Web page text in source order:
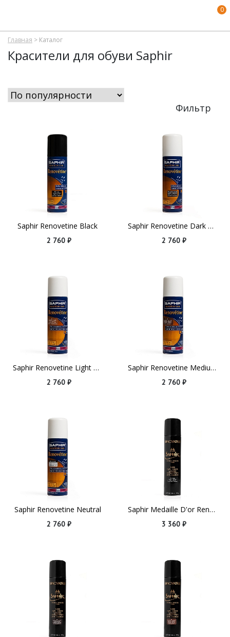
0
Главная > Каталог
Красители для обуви Saphir
Фильтр
Saphir Renovetine Black
2 760 ₽
Saphir Renovetine Dark Brown
2 760 ₽
Saphir Renovetine Light Brown
2 760 ₽
Saphir Renovetine Medium Brown
2 760 ₽
Saphir Renovetine Neutral
2 760 ₽
Saphir Medaille D'or Renovateur Black
3 360 ₽